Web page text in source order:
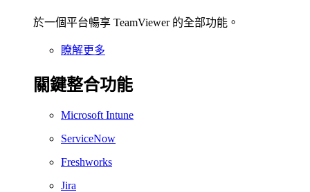
於一個平台暢享 TeamViewer 的全部功能。
瞭解更多
關鍵整合功能
Microsoft Intune
ServiceNow
Freshworks
Jira